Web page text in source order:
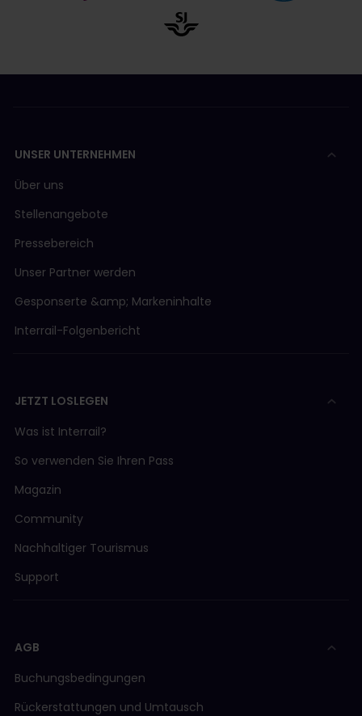
UNSER UNTERNEHMEN
Über uns
Stellenangebote
Pressebereich
Unser Partner werden
Gesponserte &amp; Markeninhalte
Interrail-Folgenbericht
JETZT LOSLEGEN
Was ist Interrail?
So verwenden Sie Ihren Pass
Magazin
Community
Nachhaltiger Tourismus
Support
AGB
Buchungsbedingungen
Rückerstattungen und Umtausch